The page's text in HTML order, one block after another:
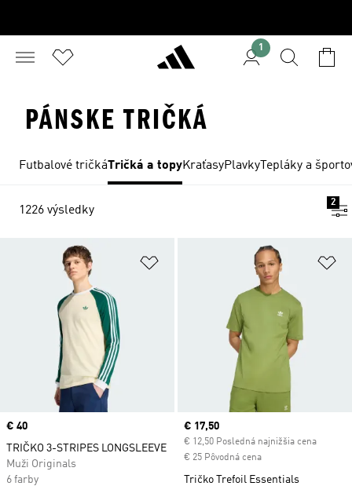
1
PÁNSKE TRIČKÁ
Futbalové tričkáTričká a topyKraťasyPlavky Tepláky a
1226 výsledky
2
Pridať do zoznamu želaných
Price
€ 40
TRIČKO 3-STRIPES LONGSLEEVE
Muži Originals
6 farby
Current price
€ 17,50
€ 12,50 Posledná najnižšia cena
€ 25 Pôvodná cena
Tričko Trefoil Essentials